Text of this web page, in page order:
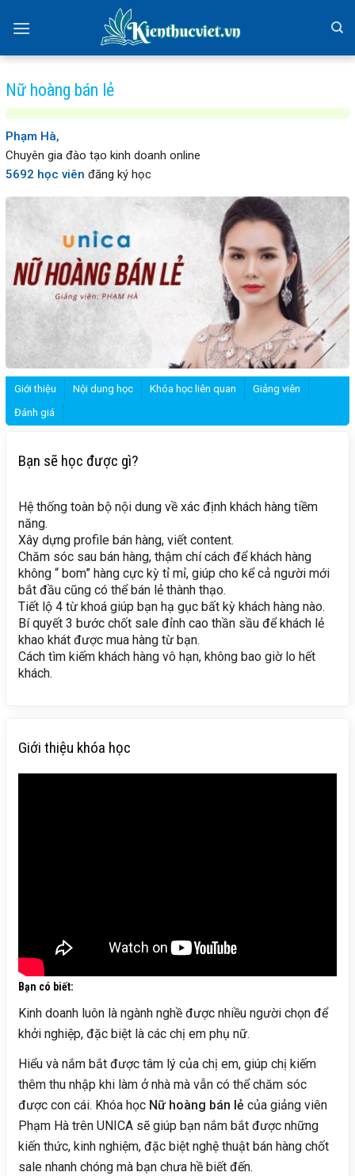
Nữ hoàng bán lẻ
Phạm Hà,
Chuyên gia đào tạo kinh doanh online
5692 học viên đăng ký học
Giới thiệu Nội dung học Khóa học liên quan
Giảng viên
Đánh giá
Bạn sẽ học được gì?
Hệ thống toàn bộ nội dung về xác định khách hàng tiềm
năng.
Xây dựng profile bán hàng, viết content.
Chăm sóc sau bán hàng, thậm chí cách để khách hàng
không “ bom” hàng cực kỳ tỉ mỉ, giúp cho kể cả người mới
bắt đầu cũng có thể bán lẻ thành thạo.
Tiết lộ 4 từ khoá giúp bạn hạ gục bất kỳ khách hàng nào.
Bí quyết 3 bước chốt sale đỉnh cao thần sầu để khách lẻ
khao khát được mua hàng từ bạn.
Cách tìm kiếm khách hàng vô hạn, không bao giờ lo hết
khách.
Giới thiệu khóa học
Bạn có biết:
Kinh doanh luôn là ngành nghề được nhiều người chọn để
khởi nghiệp, đặc biệt là các chị em phụ nữ.
Hiểu và nắm bắt được tâm lý của chị em, giúp chị kiếm
thêm thu nhập khi làm ở nhà mà vẫn có thể chăm sóc
được con cái. Khóa học Nữ hoàng bán lẻ của giảng viên
Phạm Hà trên UNICA sẽ giúp bạn nắm bắt được những
kiến thức, kinh nghiệm, đặc biệt nghệ thuật bán hàng chốt
sale nhanh chóng mà bạn chưa hề biết đến.